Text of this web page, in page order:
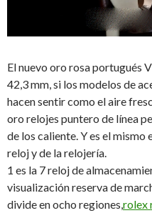
El nuevo oro rosa portugués
42,3 mm, si los modelos de
hacen sentir como el aire
oro relojes puntero de línea
de los caliente. Y es el mismo
reloj y de la relojería.
1 es la 7 reloj de
visualización reserva de
divide en ocho regiones, rolex